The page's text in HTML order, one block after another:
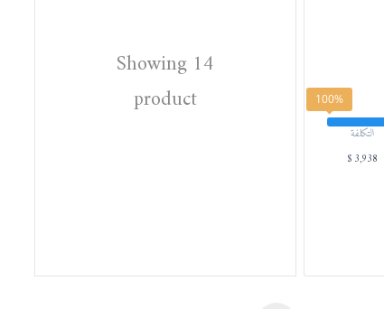
100%
التكلفة
3,938
$
Showing 14
product